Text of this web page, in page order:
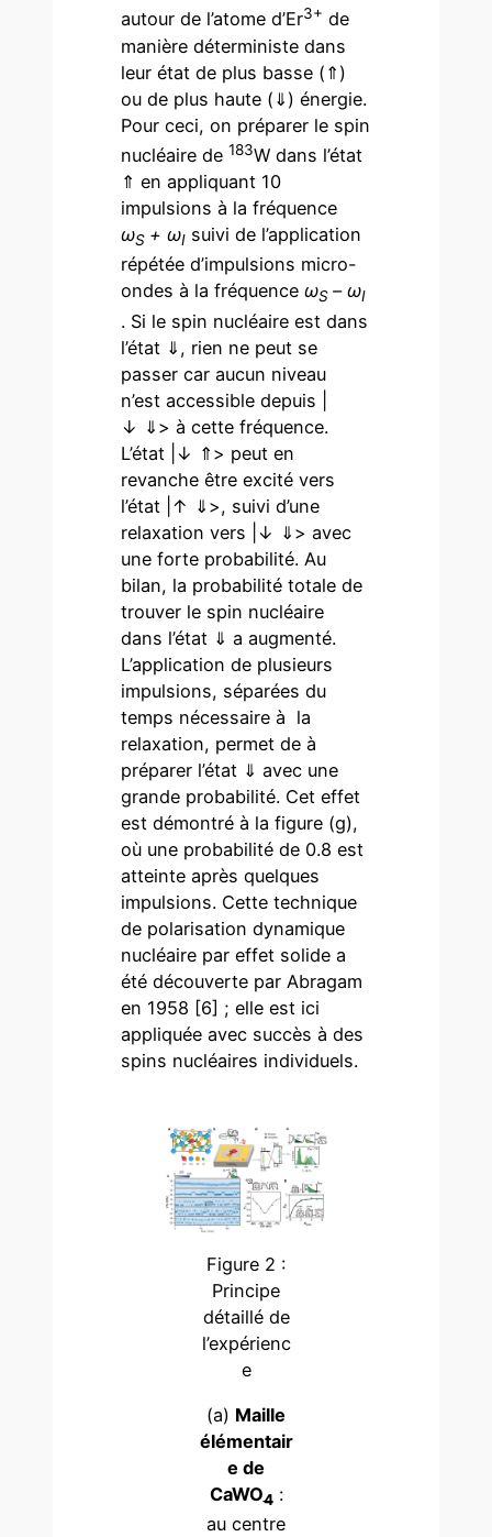
autour de l’atome d’Er3+ de
manière déterministe dans
leur état de plus basse (⇑)
ou de plus haute (⇓) énergie.
Pour ceci, on préparer le spin
nucléaire de 183W dans l’état
⇑ en appliquant 10
impulsions à la fréquence
ωS + ωI suivi de l’application
répétée d’impulsions micro-
ondes à la fréquenceωS– ωI
. Si le spin nucléaire est dans
l’état ⇓, rien ne peut se
passer car aucun niveau
n’est accessible depuis |
↓ ⇓> à cette fréquence.
L’état |↓ ⇑> peut en
revanche être excité vers
l’état |­↑ ⇓>, suivi d’une
relaxation vers |↓ ⇓> avec
une forte probabilité. Au
bilan, la probabilité totale de
trouver le spin nucléaire
dans l’état ⇓ a augmenté.
L’application de plusieurs
impulsions, séparées du
temps nécessaire à la
relaxation, permet de à
préparer l’état ⇓ avec une
grande probabilité. Cet effet
est démontré à la figure (g),
où une probabilité de 0.8 est
atteinte après quelques
impulsions. Cette technique
de polarisation dynamique
nucléaire par effet solide a
été découverte par Abragam
en 1958 [6] ; elle est ici
appliquée avec succès à des
spins nucléaires individuels.
Figure 2 :
Principe
détaillé de
l’expérienc
e
(a) Maille
élémentair
e de
CaWO4 :
au centre